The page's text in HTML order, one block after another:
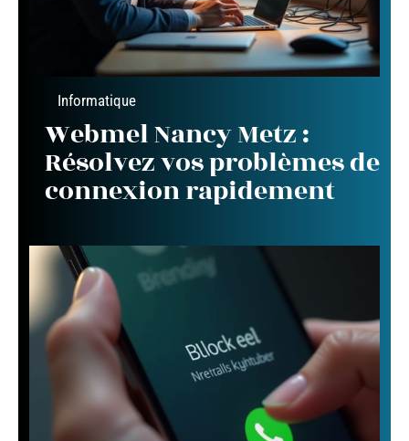
Informatique
Webmel Nancy Metz :
Résolvez vos problèmes de
connexion rapidement